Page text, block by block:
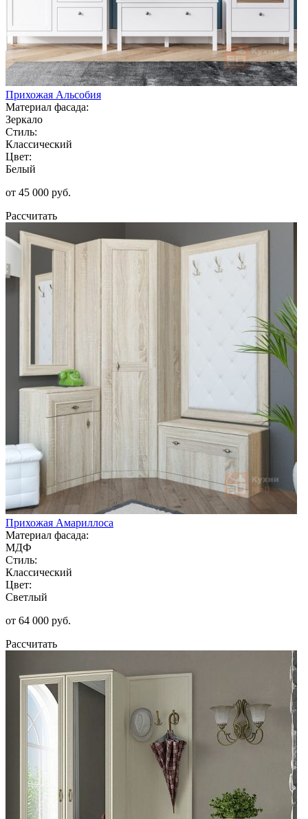
Прихожая Альсобия
Материал фасада:
Зеркало
Стиль:
Классический
Цвет:
Белый
от 45 000 руб.
Рассчитать
Прихожая Амариллоса
Материал фасада:
МДФ
Стиль:
Классический
Цвет:
Светлый
от 64 000 руб.
Рассчитать